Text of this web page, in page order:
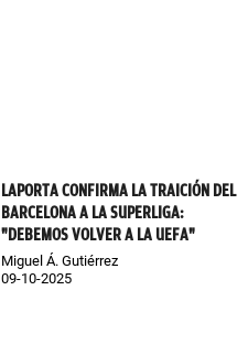
LAPORTA CONFIRMA LA TRAICIÓN DEL
BARCELONA A LA SUPERLIGA:
"DEBEMOS VOLVER A LA UEFA"
Miguel Á. Gutiérrez
09-10-2025